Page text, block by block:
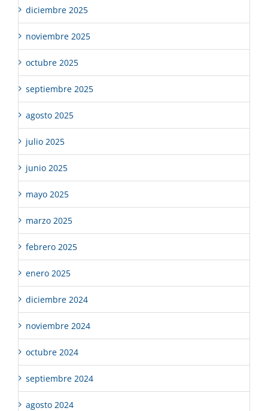
diciembre 2025
noviembre 2025
octubre 2025
septiembre 2025
agosto 2025
julio 2025
junio 2025
mayo 2025
marzo 2025
febrero 2025
enero 2025
diciembre 2024
noviembre 2024
octubre 2024
septiembre 2024
agosto 2024